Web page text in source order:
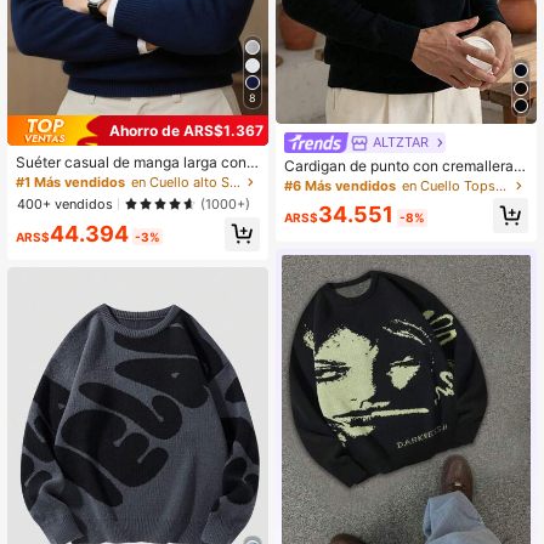
8
Ahorro de ARS$1.367
Suéter casual de manga larga con c
uello alto y cremallera, de unicolor,
versátil, holgado y cómodo para ho
mbres
#1 Más vendidos
en Cuello alto Suéteres para hombre
400+ vendidos
(1000+)
ARS$44.394 -3%
ALTZTAR
Cardigan de punto con cremallera d
e manga larga, de corte holgado y li
gero, minimalista y de moda para ho
mbre de ALTZTAR
#6 Más vendidos en Cuello Tops de punto para hombre
ARS$34.551 -8%